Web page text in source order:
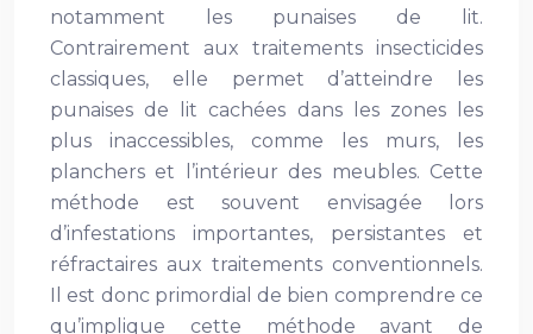
notamment les punaises de lit.
Contrairement aux traitements insecticides
classiques, elle permet d’atteindre les
punaises de lit cachées dans les zones les
plus inaccessibles, comme les murs, les
planchers et l’intérieur des meubles. Cette
méthode est souvent envisagée lors
d’infestations importantes, persistantes et
réfractaires aux traitements conventionnels.
Il est donc primordial de bien comprendre ce
qu’implique cette méthode avant de